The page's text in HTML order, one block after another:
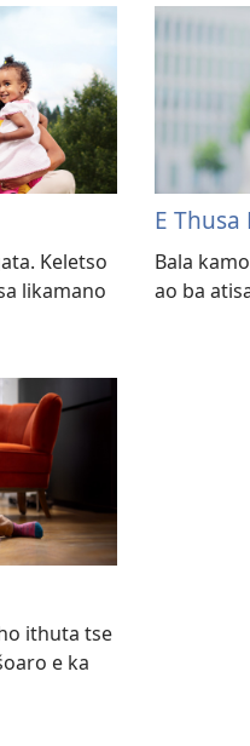
Keletso
likamano
E Thusa
Bala
ao ba
ithuta tse
e ka